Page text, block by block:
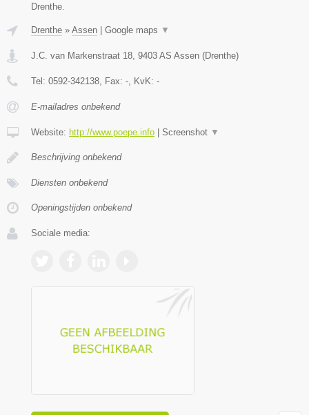
Drenthe.
Drenthe » Assen | Google maps ▼
J.C. van Markenstraat 18 9403 AS Assen (Drenthe)
Tel: 0592-342138 , Fax: - , KvK: -
E-mailadres onbekend
Website: http://www.poepe.info | Screenshot ▼
Beschrijving onbekend
Diensten onbekend
Openingstijden onbekend
Sociale media: